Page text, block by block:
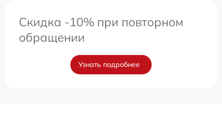
Скидка -10% при повторном
обращении
Узнать подробнее